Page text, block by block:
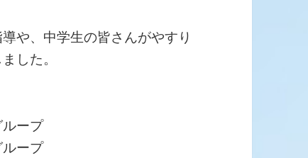
や、中学生の皆さんがやすり
した。
ープ
ープ